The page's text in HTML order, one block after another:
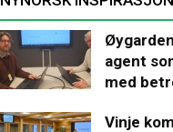
agent
med
Vinje